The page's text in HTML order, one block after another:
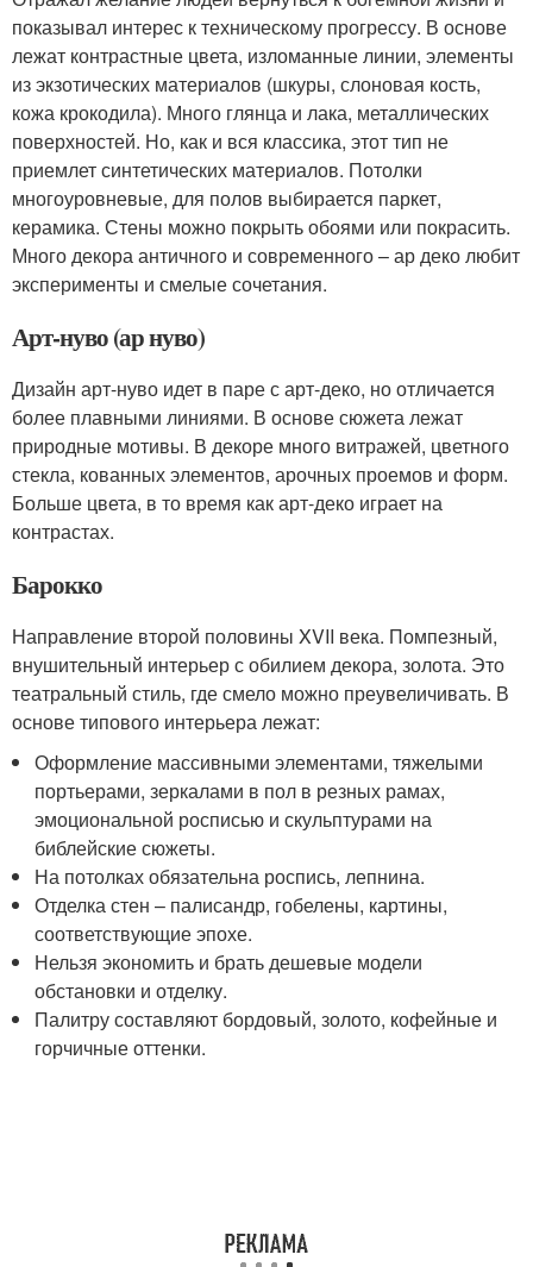
показывал интерес к техническому прогрессу. В основе
лежат контрастные цвета, изломанные линии, элементы
из экзотических материалов (шкуры, слоновая кость,
кожа крокодила). Много глянца и лака, металлических
поверхностей. Но, как и вся классика, этот тип не
приемлет синтетических материалов. Потолки
многоуровневые, для полов выбирается паркет,
керамика. Стены можно покрыть обоями или покрасить.
Много декора античного и современного – ар деко любит
эксперименты и смелые сочетания.
Арт-нуво (ар нуво)
Дизайн арт-нуво идет в паре с арт-деко, но отличается
более плавными линиями. В основе сюжета лежат
природные мотивы. В декоре много витражей, цветного
стекла, кованных элементов, арочных проемов и форм.
Больше цвета, в то время как арт-деко играет на
контрастах.
Барокко
Направление второй половины XVII века. Помпезный,
внушительный интерьер с обилием декора, золота. Это
театральный стиль, где смело можно преувеличивать. В
основе типового интерьера лежат:
Оформление массивными элементами, тяжелыми
портьерами, зеркалами в пол в резных рамах,
эмоциональной росписью и скульптурами на
библейские сюжеты.
На потолках обязательна роспись, лепнина.
Отделка стен – палисандр, гобелены, картины,
соответствующие эпохе.
Нельзя экономить и брать дешевые модели
обстановки и отделку.
Палитру составляют бордовый, золото, кофейные и
горчичные оттенки.